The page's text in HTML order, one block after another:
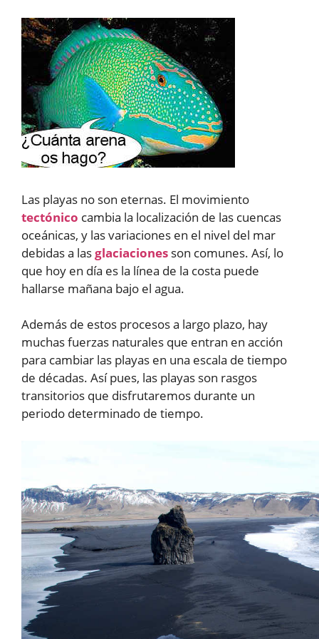
Las playas no son eternas. El movimiento
tectónico cambia la localización de las cuencas
oceánicas, y las variaciones en el nivel del mar
debidas a lasglaciaciones son comunes. Así, lo
que hoy en día es la línea de la costa puede
hallarse mañana bajo el agua.
Además de estos procesos a largo plazo, hay
muchas fuerzas naturales que entran en acción
para cambiar las playas en una escala de tiempo
de décadas. Así pues, las playas son rasgos
transitorios que disfrutaremos durante un
periodo determinado de tiempo.